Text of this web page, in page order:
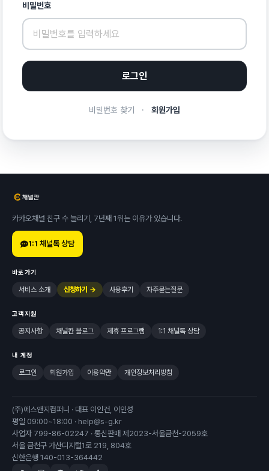
비밀번호
로그인
비밀번호 찾기 · 회원가입
카카오채널 친구 수 늘리기, 7년째 1위는 이유가 있습니다.
1:1 채널톡 상담
바로가기
서비스 소개 신청하기 → 사용후기 자주묻는질문
고객지원
공지사항 채널칸 블로그 제휴 프로그램 1:1 채널톡 상담
내 계정
로그인 회원가입 이용약관 개인정보처리방침
(주)에스앤지컴퍼니 · 대표 이인건, 이인성
평일 09:00~18:00 · help@s-g.kr
사업자 799-86-02247 · 통신판매 제2023-서울금천-2059호
서울 금천구 가산디지털1로 219, 804호
신한은행 140-013-364442